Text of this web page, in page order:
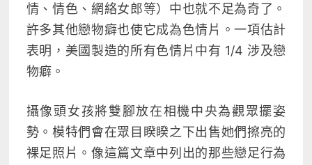
情、情色、網絡女郎等）中也就不足為奇了。
許多其他戀物癖也使它成為色情片。一項估計
表明，美國製造的所有色情片中有 1/4 涉及戀
物癖。
攝像頭女孩將雙腳放在相機中央為觀眾擺姿
勢。模特們會在眾目睽睽之下出售她們擦亮的
裸足照片。像這篇文章中列出的那些戀足行為